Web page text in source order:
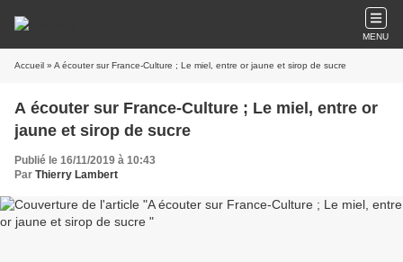
MENU
Accueil » A écouter sur France-Culture ; Le miel, entre or jaune et sirop de sucre
A écouter sur France-Culture ; Le miel, entre or
jaune et sirop de sucre
Publié le 16/11/2019 à 10:43
Par Thierry Lambert